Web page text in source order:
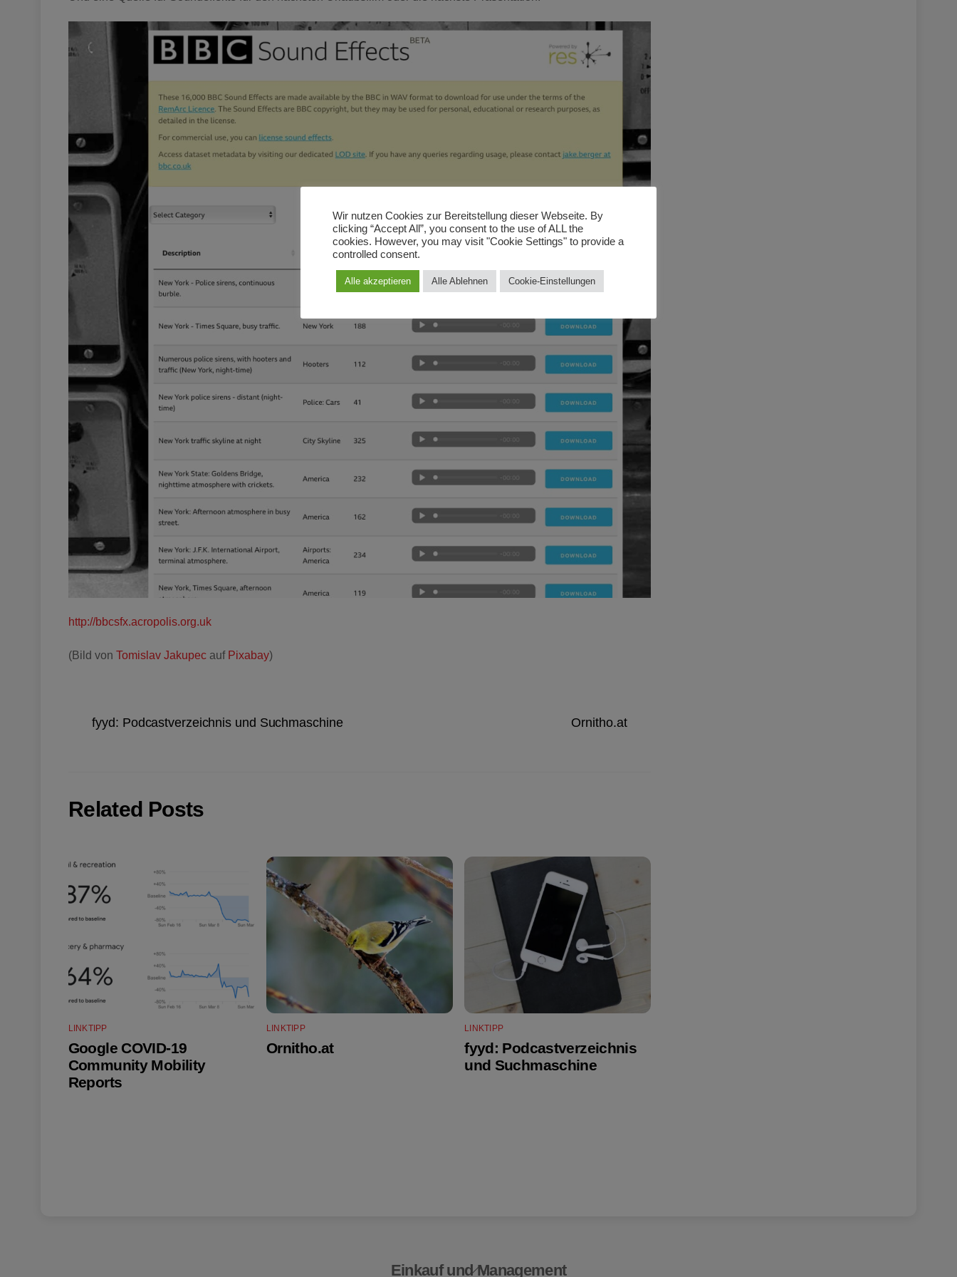
http://bbcsfx.acropolis.org.uk
(Bild von Tomislav Jakupecauf Pixabay)
fyyd: Podcastverzeichnis und Suchmaschine Ornitho.at
Related Posts
LINKTIPP
Google COVID-19
Community Mobility
Reports
LINKTIPP
Ornitho.at
LINKTIPP
fyyd: Podcastverzeichnis
und Suchmaschine
Back
Einkauf und Management
Wir nutzen Cookies zur Bereitstellung dieser Webseite. By
clicking “Accept All”, you consent to the use of ALL the
cookies. However, you may visit "Cookie Settings" to provide a
controlled consent.
Alle akzeptieren Alle Ablehnen Cookie-Einstellungen